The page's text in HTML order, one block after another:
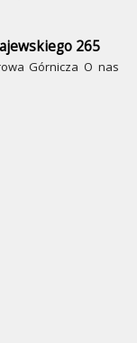
265
Górnicza O nas